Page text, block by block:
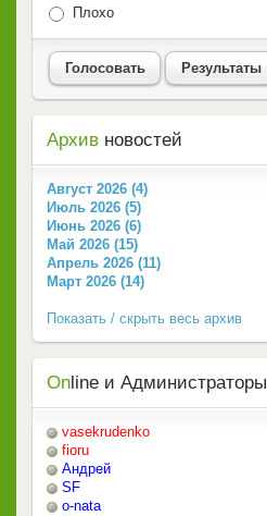
Плохо
Голосовать Результаты
Архив новостей
Август 2026 (4)
Июль 2026 (5)
Июнь 2026 (6)
Май 2026 (15)
Апрель 2026 (11)
Март 2026 (14)
Показать / скрыть весь архив
On line и Администраторы
vasekrudenko
fioru
Андрей
SF
o-nata